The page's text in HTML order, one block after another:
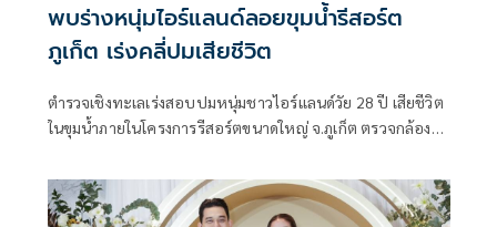
พบร่างหนุ่มไอร์แลนด์ลอยขุมน้ำรีสอร์ต
ภูเก็ต เร่งคลี่ปมเสียชีวิต
ตำรวจเชิงทะเลเร่งสอบปมหนุ่มชาวไอร์แลนด์วัย 28 ปี เสียชีวิต
ในขุมน้ำภายในโครงการรีสอร์ตขนาดใหญ่ จ.ภูเก็ต ตรวจกล้อง
ประสานสถานทูตแจ้งครอบครัวแล้ว